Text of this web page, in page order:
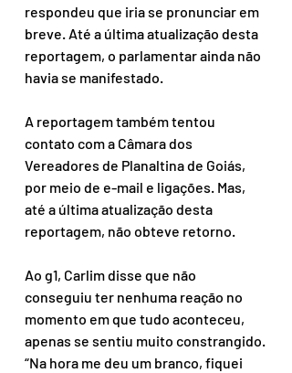
respondeu que iria se pronunciar em
breve. Até a última atualização desta
reportagem, o parlamentar ainda não
havia se manifestado.
A reportagem também tentou
contato com a Câmara dos
Vereadores de Planaltina de Goiás,
por meio de e-mail e ligações. Mas,
até a última atualização desta
reportagem, não obteve retorno.
Ao g1, Carlim disse que não
conseguiu ter nenhuma reação no
momento em que tudo aconteceu,
apenas se sentiu muito constrangido.
“Na hora me deu um branco, fiquei